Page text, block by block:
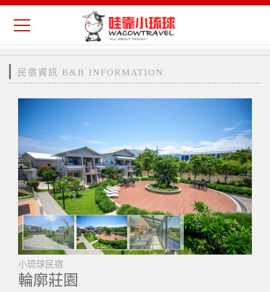
民宿資訊 B&B INFORMATION
小琉球民宿
輪廓莊園